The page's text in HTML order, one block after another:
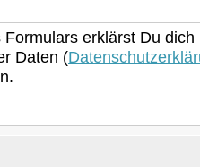
erklärst Du
Daten (